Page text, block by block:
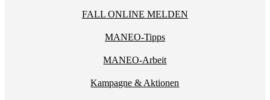
FALL ONLINE MELDEN
MANEO-Tipps
MANEO-Arbeit
Kampagne & Aktionen